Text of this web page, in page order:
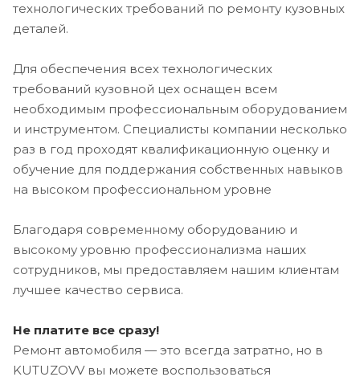
технологических требований по ремонту кузовных
деталей.
Для обеспечения всех технологических
требований кузовной цех оснащен всем
необходимым профессиональным оборудованием
и инструментом. Специалисты компании несколько
раз в год проходят квалификационную оценку и
обучение для поддержания собственных навыков
на высоком профессиональном уровне
Благодаря современному оборудованию и
высокому уровню профессионализма наших
сотрудников, мы предоставляем нашим клиентам
лучшее качество сервиса.
Не платите все сразу!
Ремонт автомобиля — это всегда затратно, но в
KUTUZOVV вы можете воспользоваться